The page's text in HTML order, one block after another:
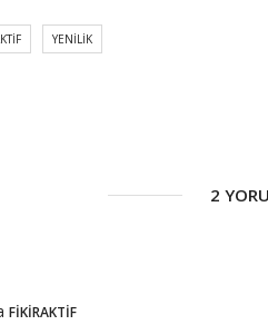
YENILIK
2
FIKIRAKTIF